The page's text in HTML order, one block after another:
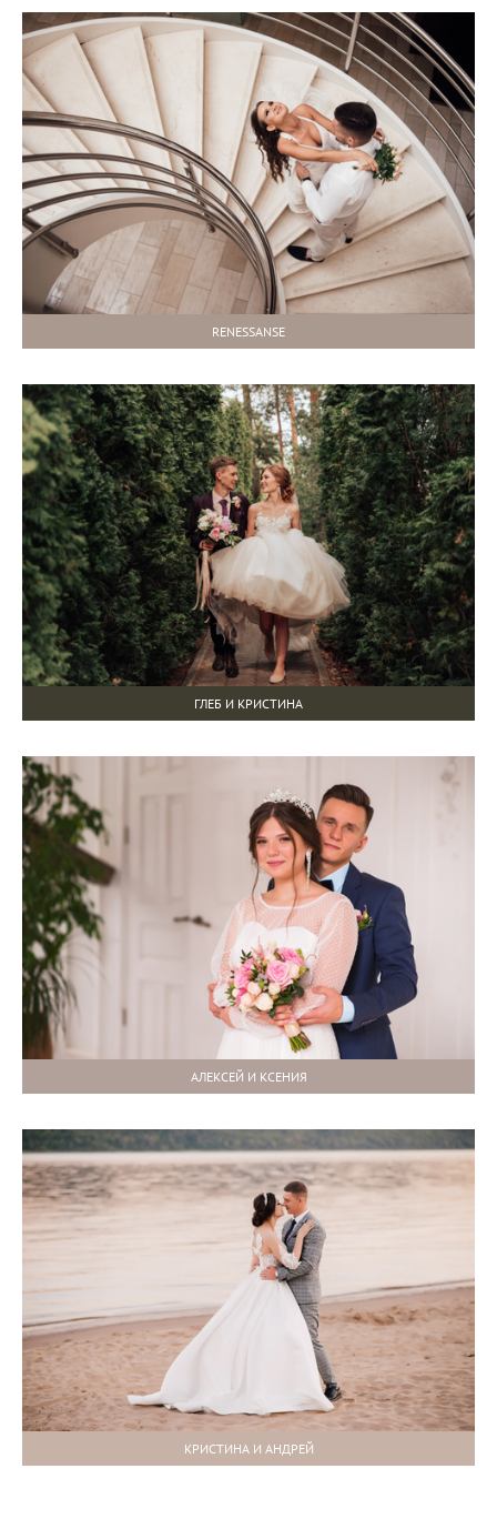
RENESSANSE
ГЛЕБ И КРИСТИНА
АЛЕКСЕЙ И КСЕНИЯ
КРИСТИНА И АНДРЕЙ